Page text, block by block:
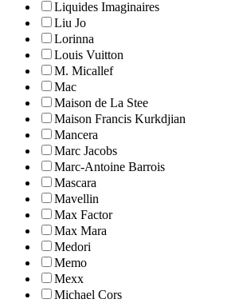
Liquides Imaginaires
Liu Jo
Lorinna
Louis Vuitton
M. Micallef
Mac
Maison de La Stee
Maison Francis Kurkdjian
Mancera
Marc Jacobs
Marc-Antoine Barrois
Mascara
Mavellin
Max Factor
Max Mara
Medori
Memo
Mexx
Michael Cors